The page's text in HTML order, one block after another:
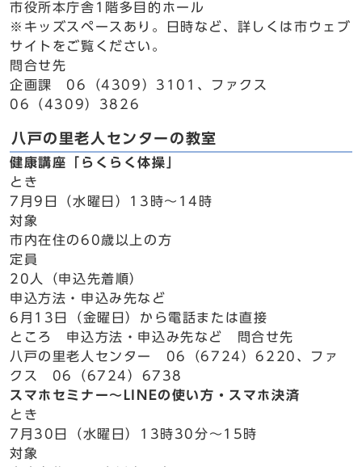
市役所本庁舎1階多目的ホール
※キッズスペースあり。日時など、詳しくは市ウェブ
サイトをご覧ください。
問合せ先
企画課 06（4309）3101、ファクス
06（4309）3826
八戸の里老人センターの教室
健康講座「らくらく体操」
とき
7月9日（水曜日）13時～14時
対象
市内在住の60歳以上の方
定員
20人（申込先着順）
申込方法・申込み先など
6月13日（金曜日）から電話または直接
ところ 申込方法・申込み先など 問合せ先
八戸の里老人センター 06（6724）6220、ファ
クス 06（6724）6738
スマホセミナー～LINEの使い方・スマホ決済
とき
7月30日（水曜日）13時30分～15時
対象